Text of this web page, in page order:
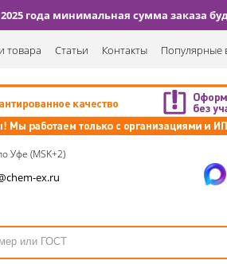
года минимальная сумма заказа
товара Статьи Контакты Популярные
Уфе (MSK+2)
ex.ru